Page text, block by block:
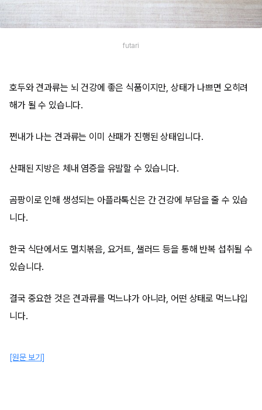
futari
호두와 견과류는 뇌 건강에 좋은 식품이지만, 상태가 나쁘면 오히려
해가 될 수 있습니다.
쩐내가 나는 견과류는 이미 산패가 진행된 상태입니다.
산패된 지방은 체내 염증을 유발할 수 있습니다.
곰팡이로 인해 생성되는 아플라톡신은 간 건강에 부담을 줄 수 있습
니다.
한국 식단에서도 멸치볶음, 요거트, 샐러드 등을 통해 반복 섭취될 수
있습니다.
결국 중요한 것은 견과류를 먹느냐가 아니라, 어떤 상태로 먹느냐입
니다.
[원문 보기]